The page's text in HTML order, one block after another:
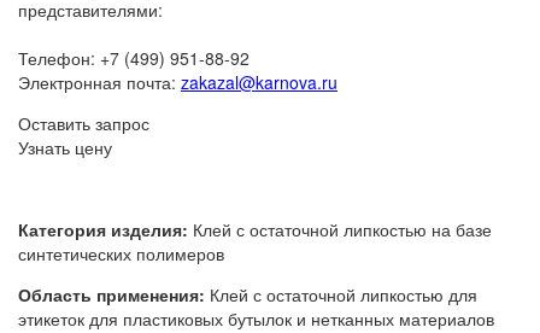
представителями:
Телефон: +7 (499) 951-88-92
Электронная почта: zakazal@karnova.ru
Оставить запрос
Узнать цену
Категория изделия: Клей с остаточной липкостью на базе
синтетических полимеров
Область применения: Клей с остаточной липкостью для
этикеток для пластиковых бутылок и нетканных материалов